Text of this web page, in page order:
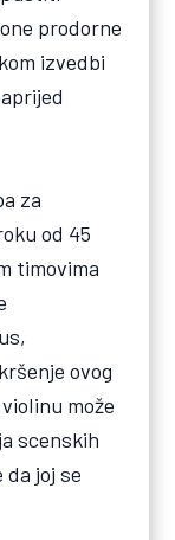
prodorne
izvedbi
za
od 45
timovima
ovog
može
scenskih
joj se